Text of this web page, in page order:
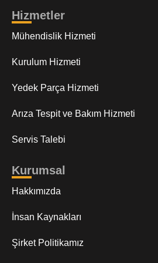
Hizmetler
Mühendislik Hizmeti
Kurulum Hizmeti
Yedek Parça Hizmeti
Arıza Tespit ve Bakım Hizmeti
Servis Talebi
Kurumsal
Hakkımızda
İnsan Kaynakları
Şirket Politikamız